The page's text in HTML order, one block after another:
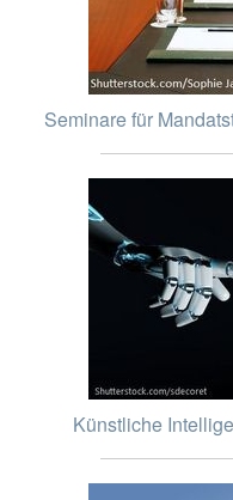
Seminare für
Künstliche